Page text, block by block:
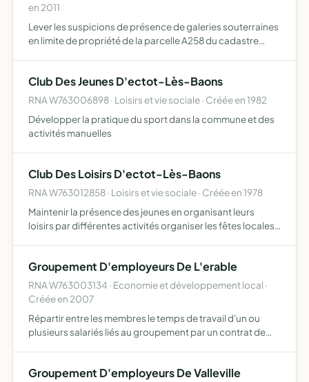
en 2011
Lever les suspicions de présence de galeries souterraines
en limite de propriété de la parcelle A258 du cadastre
Club Des Jeunes D'ectot-Lès-Baons
RNA W763006898 · Loisirs et vie sociale · Créée en 1982
Développer la pratique du sport dans la commune et des
activités manuelles
Club Des Loisirs D'ectot-Lès-Baons
RNA W763012858 · Loisirs et vie sociale · Créée en 1978
Maintenir la présence des jeunes en organisant leurs
loisirs par différentes activités organiser les fêtes locales
Groupement D'employeurs De L'erable
RNA W763003134 · Economie et développement local ·
Créée en 2007
Répartir entre les membres le temps de travail d'un ou
plusieurs salariés liés au groupement par un contrat de
Groupement D'employeurs De Valleville